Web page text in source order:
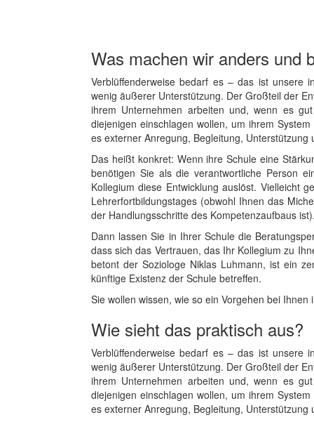
Was machen wir anders und
Verblüffenderweise bedarf es – das ist unsere
wenig äußerer Unterstützung. Der Großteil der
ihrem Unternehmen arbeiten und, wenn es
diejenigen einschlagen wollen, um ihrem
es externer Anregung, Begleitung, Unterstützung
Das heißt konkret: Wenn ihre Schule eine
benötigen Sie als die verantwortliche Person
Kollegium diese Entwicklung auslöst. Vielleicht
Lehrerfortbildungstages (obwohl Ihnen das
der Handlungsschritte des Kompetenzaufbaus
Dann lassen Sie in Ihrer Schule die
dass sich das Vertrauen, das Ihr Kollegium zu
betont der Soziologe Niklas Luhmann, ist ein
künftige Existenz der Schule betreffen.
Sie wollen wissen, wie so ein Vorgehen bei Ihnen
Wie sieht das praktisch aus?
Verblüffenderweise bedarf es – das ist unsere
wenig äußerer Unterstützung. Der Großteil der
ihrem Unternehmen arbeiten und, wenn es
diejenigen einschlagen wollen, um ihrem
es externer Anregung, Begleitung, Unterstützung